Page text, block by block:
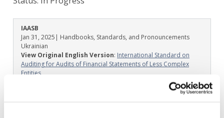
IAASB
Jan 31, 2025 | Handbooks, Standards, and Pronouncements
Ukrainian
View Original English Version: International Standard on
Auditing for Audits of Financial Statements of Less Complex
Entities
Norwegian